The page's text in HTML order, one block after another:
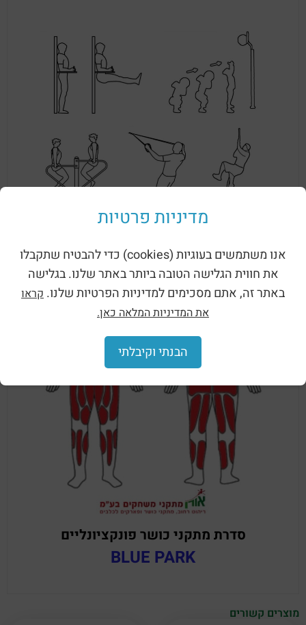
סדרת מתקני כושר פונקציונליים
BLUE PARK
מוצרים קשורים
מדיניות פרטיות
אנו משתמשים בעוגיות (cookies) כדי להבטיח שתקבלו
את חווית הגלישה הטובה ביותר באתר שלנו. בגלישה
באתר זה, אתם מסכימים למדיניות הפרטיות שלנו. קראו
את המדיניות המלאה כאן.
הבנתי וקיבלתי